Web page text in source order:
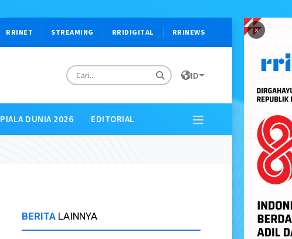
×
RRINET STREAMING RRIDIGITAL RRINEWS
ID
PIALA DUNIA 2026 EDITORIAL
BERITA LAINNYA